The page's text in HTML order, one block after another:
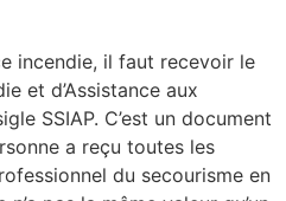
incendie, il faut recevoir le
et d’Assistance aux
SSIAP. C’est un document
a reçu toutes les
du secourisme en